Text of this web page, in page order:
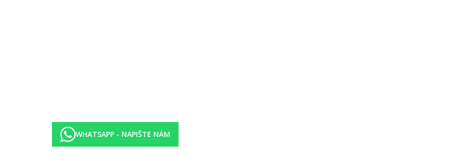
kauci)
WHATSAPP - NAPIŠTE NÁM